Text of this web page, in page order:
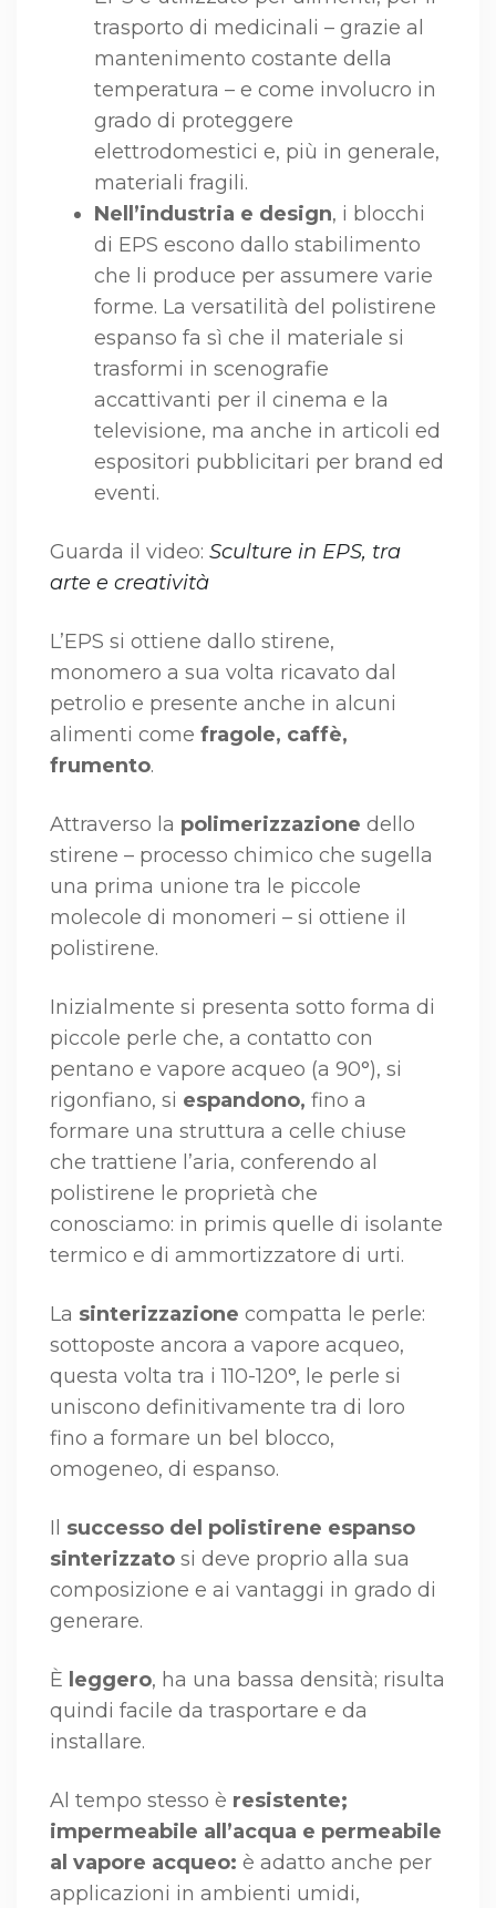
trasporto di medicinali – grazie al
mantenimento costante della
temperatura – e come involucro in
grado di proteggere
elettrodomestici e, più in generale,
materiali fragili.
Nell’industria e design, i blocchi
di EPS escono dallo stabilimento
che li produce per assumere varie
forme. La versatilità del polistirene
espanso fa sì che il materiale si
trasformi in scenografie
accattivanti per il cinema e la
televisione, ma anche in articoli ed
espositori pubblicitari per brand ed
eventi.
Guarda il video: Sculture in EPS, tra
arte e creatività
L’EPS si ottiene dallo stirene,
monomero a sua volta ricavato dal
petrolio e presente anche in alcuni
alimenti come fragole, caffè,
frumento.
Attraverso la polimerizzazione dello
stirene – processo chimico che sugella
una prima unione tra le piccole
molecole di monomeri – si ottiene il
polistirene.
Inizialmente si presenta sotto forma di
piccole perle che, a contatto con
pentano e vapore acqueo (a 90°), si
rigonfiano, si espandono, fino a
formare una struttura a celle chiuse
che trattiene l’aria, conferendo al
polistirene le proprietà che
conosciamo: in primis quelle di isolante
termico e di ammortizzatore di urti.
La sinterizzazione compatta le perle:
sottoposte ancora a vapore acqueo,
questa volta tra i 110-120°, le perle si
uniscono definitivamente tra di loro
fino a formare un bel blocco,
omogeneo, di espanso.
Il successo del polistirene espanso
sinterizzato si deve proprio alla sua
composizione e ai vantaggi in grado di
generare.
È leggero, ha una bassa densità; risulta
quindi facile da trasportare e da
installare.
Al tempo stesso è resistente;
impermeabile all’acqua e permeabile
al vapore acqueo: è adatto anche per
applicazioni in ambienti umidi,